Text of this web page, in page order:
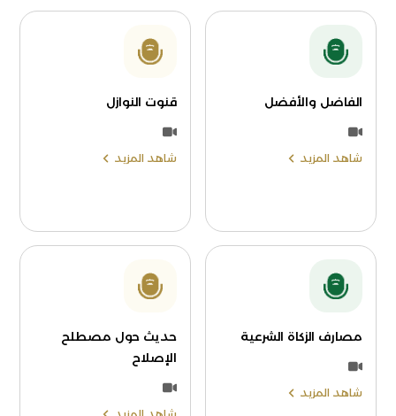
الفاضل والأفضل
شاهد المزيد
قنوت النوازل
شاهد المزيد
مصارف الزكاة الشرعية
شاهد المزيد
حديث حول مصطلح
الإصلاح